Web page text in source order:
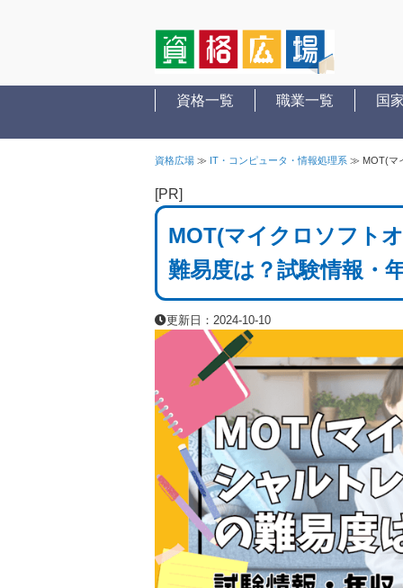
資格一覧 職業一覧 国
資格広場 ≫ IT・コンピュータ・情報処理系 ≫ MOT(マ
[PR]
MOT(マイクロソフト
難易度は？試験情報・
更新日：2024-10-10